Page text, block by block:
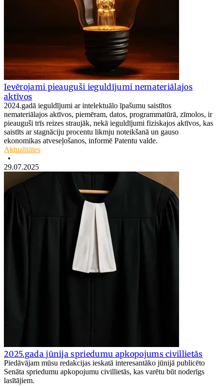
Ievērojami pieauguši ieguldījumi nemateriālajos
aktīvos
2024.gadā ieguldījumi ar intelektuālo īpašumu saistītos
nemateriālajos aktīvos, piemēram, datos, programmatūrā, zīmolos, ir
pieauguši trīs reizes straujāk, nekā ieguldījumi fiziskajos aktīvos, kas
saistīts ar stagnāciju procentu likmju noteikšanā un gauso
ekonomikas atveseļošanos, informē Patentu valde.
Aktualitātes
•
29.07.2025
2025.gada jūnija spriedumu apkopojums civillietās
Piedāvājam mūsu redakcijas ieskatā interesantāko jūnijā publicēto
Senāta spriedumu apkopojumu civillietās, kas varētu būt noderīgs
lasītājiem.